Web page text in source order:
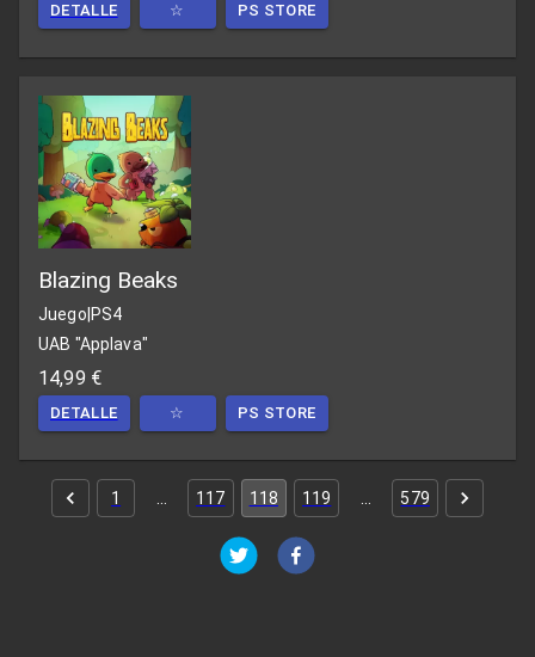
DETALLE ☆ PS STORE
Blazing Beaks
Juego PS4
UAB "Applava"
14,99 €
DETALLE ☆ PS STORE
1 117 118 119 579